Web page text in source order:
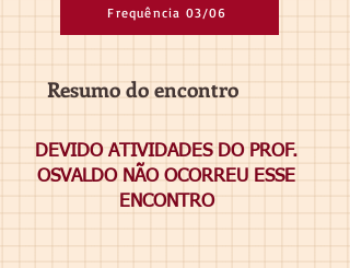
Frequência 03/06
Resumo do encontro
DEVIDO ATIVIDADES DO PROF.
OSVALDO NÃO OCORREU ESSE
ENCONTRO